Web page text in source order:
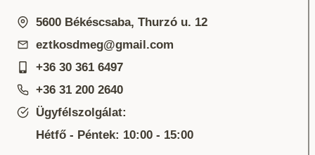
5600 Békéscsaba, Thurzó u. 12
eztkosdmeg@gmail.com
+36 30 361 6497
+36 31 200 2640
Ügyfélszolgálat:
Hétfő - Péntek: 10:00 - 15:00